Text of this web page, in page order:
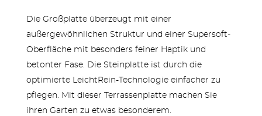
Die Großplatte überzeugt mit einer
außergewöhnlichen Struktur und einer Supersoft-
Oberfläche mit besonders feiner Haptik und
betonter Fase. Die Steinplatte ist durch die
optimierte LeichtRein-Technologie einfacher zu
pflegen. Mit dieser Terrassenplatte machen Sie
ihren Garten zu etwas besonderem.